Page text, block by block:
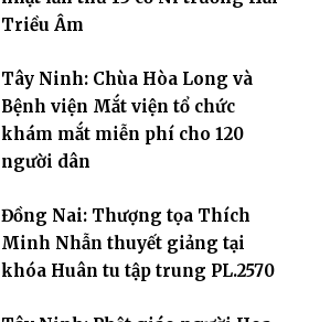
Triều Âm
Tây Ninh: Chùa Hòa Long và
Bệnh viện Mắt viện tổ chức
khám mắt miễn phí cho 120
người dân
Đồng Nai: Thượng tọa Thích
Minh Nhẫn thuyết giảng tại
khóa Huân tu tập trung PL.2570